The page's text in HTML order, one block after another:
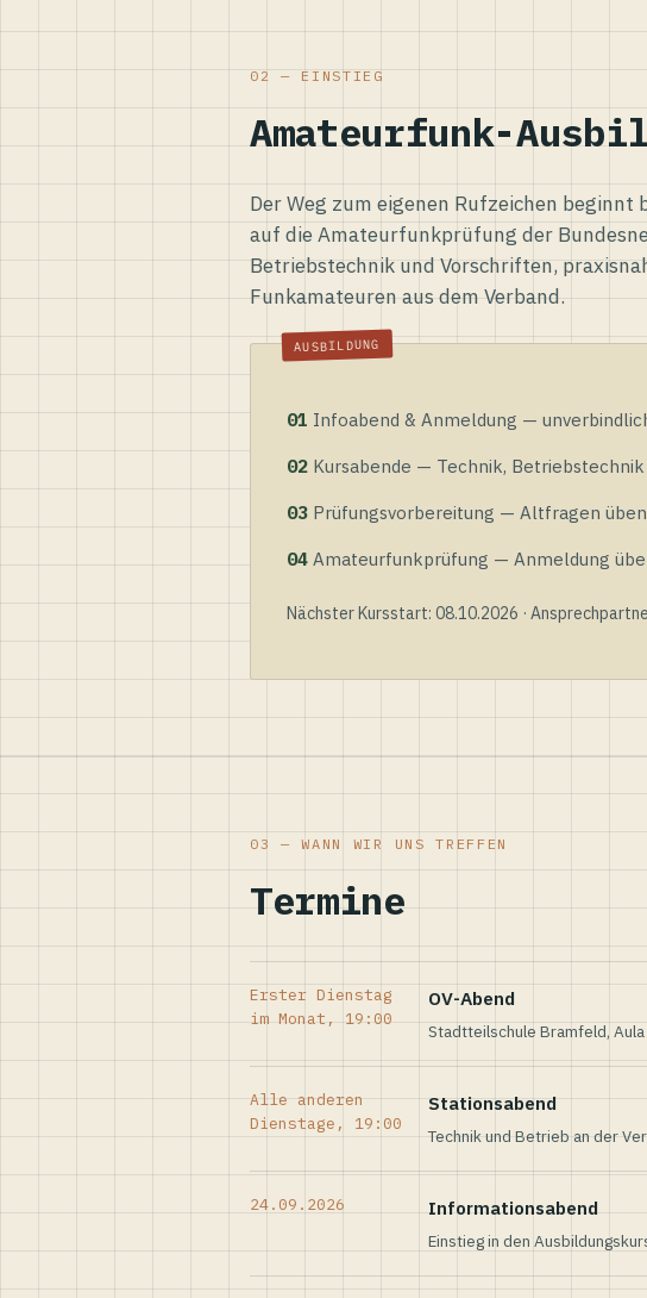
02 — EINSTIEG
Amateurfunk-
Der Weg zum eigenen Rufzeichen
auf die Amateurfunkprüfung der
Betriebstechnik und Vorschriften,
Funkamateuren aus dem Verband.
01 Infoabend & Anmeldung —
02 Kursabende — Technik,
03 Prüfungsvorbereitung — Altfragen
04 Amateurfunkprüfung — Anmeldung
Nächster Kursstart: 08.10.2026 ·
03 — WANN WIR UNS TREFFEN
Termine
Erster Dienstag
im Monat, 19:00
OV-Abend
Stadtteilschule Bramfeld,
Alle anderen
Dienstage, 19:00
Stationsabend
Technik und Betrieb an der
24.09.2026 Informationsabend
Einstieg in den